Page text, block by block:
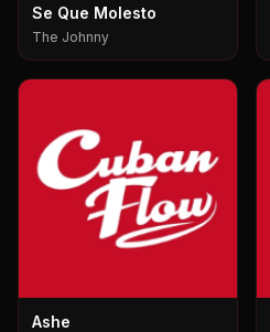
Se Que Molesto
The Johnny
Ashe